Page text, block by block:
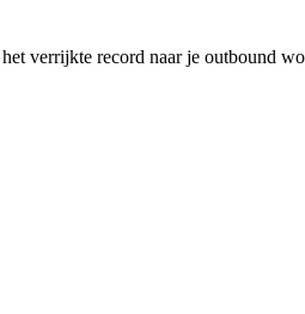
verrijkte record naar je outbound